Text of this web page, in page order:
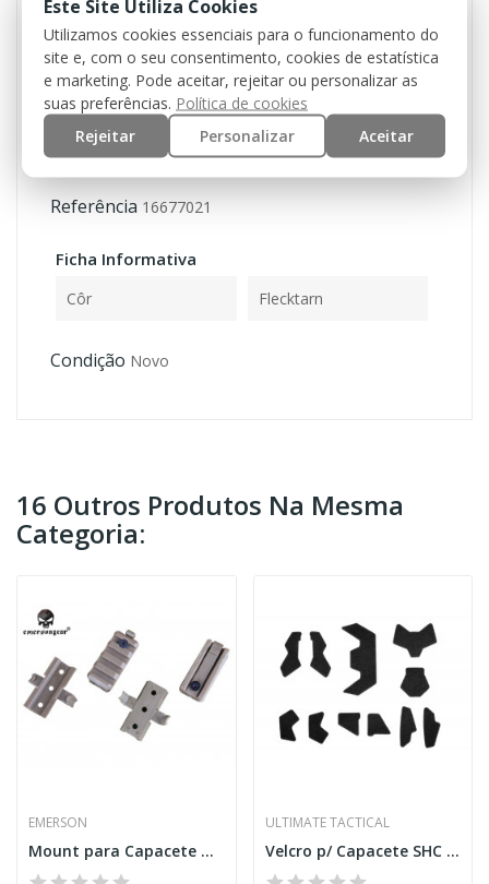
Referência 16677021
Ficha Informativa
Côr Flecktarn
Condição Novo
16 Outros Produtos Na Mesma
Categoria:
EMERSON
Mount para Capacete Desert
ULTIMATE TACTICAL
Velcro p/ Capacete SHC Preto [UTT]
Este Site Utiliza Cookies
Utilizamos cookies essenciais para o funcionamento do
site e, com o seu consentimento, cookies de estatística
e marketing. Pode aceitar, rejeitar ou personalizar as
suas preferências. Política de cookies
Rejeitar
Personalizar Aceitar